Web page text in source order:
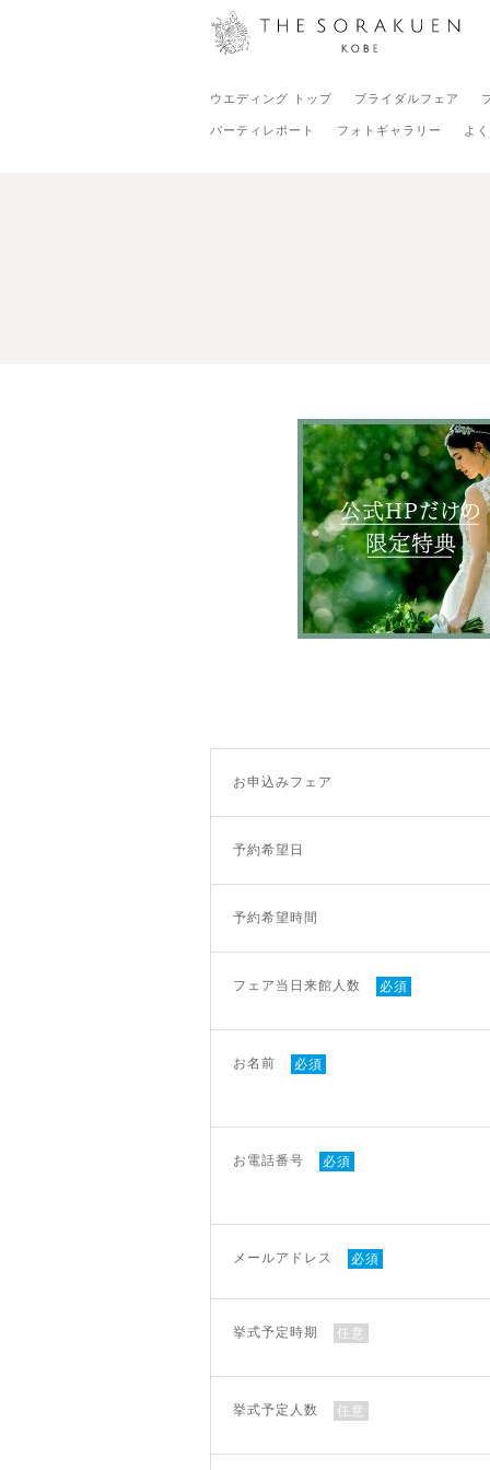
ウエディング トップ ブライダルフェア
パーティレポート フォトギャラリー よ
お申込みフェア
予約希望日
予約希望時間
フェア当日来館人数 必須
お名前 必須
お電話番号
必須
メールアドレス 必須
挙式予定時期 任意
挙式予定人数 任意